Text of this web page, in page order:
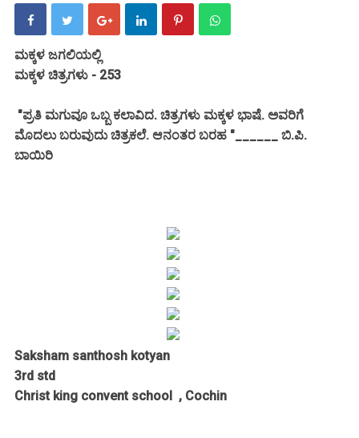
ಮಕ್ಕಳ ಜಗಲಿಯಲ್ಲಿ
ಮಕ್ಕಳ ಚಿತ್ರಗಳು - 253
"ಪ್ರತಿ ಮಗುವೂ ಒಬ್ಬ ಕಲಾವಿದ. ಚಿತ್ರಗಳು ಮಕ್ಕಳ ಭಾಷೆ. ಅವರಿಗೆ
ಮೊದಲು ಬರುವುದು ಚಿತ್ರಕಲೆ. ಆನಂತರ ಬರಹ "______ ಬಿ.ಪಿ.
ಬಾಯಿರಿ
Saksham santhosh kotyan
3rd std
Christ king convent school , Cochin